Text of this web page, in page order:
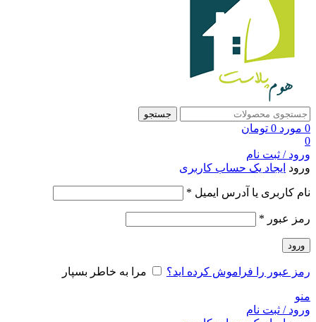
جستجو
0 مورد 0 تومان
0
ورود / ثبت نام
ورود ایجاد یک حساب کاربری
نام کاربری یا آدرس ایمیل *
رمز عبور *
ورود
رمز عبور را فراموش کرده اید؟ مرا به خاطر بسپار
منو
ورود / ثبت نام